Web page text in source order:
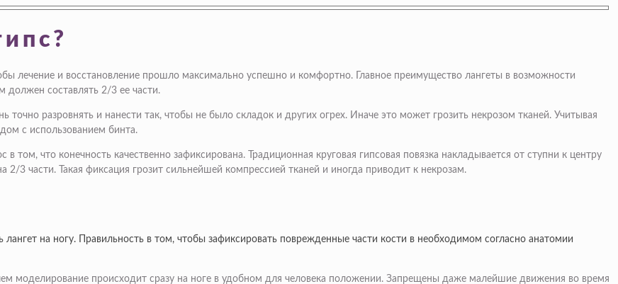
лечение и восстановление прошло максимально успешно и комфортно. Главное преимущество лангеты в возможности
должен составлять 2/3 ее части.
точно разровнять и нанести так, чтобы не было складок и других огрех. Иначе это может грозить некрозом тканей. Учитывая
с использованием бинта.
том, что конечность качественно зафиксирована. Традиционная круговая гипсовая повязка накладывается от ступни к центру
части. Такая фиксация грозит сильнейшей компрессией тканей и иногда приводит к некрозам.
на ногу. Правильность в том, чтобы зафиксировать поврежденные части кости в необходимом согласно анатомии
моделирование происходит сразу на ноге в удобном для человека положении. Запрещены даже малейшие движения во время